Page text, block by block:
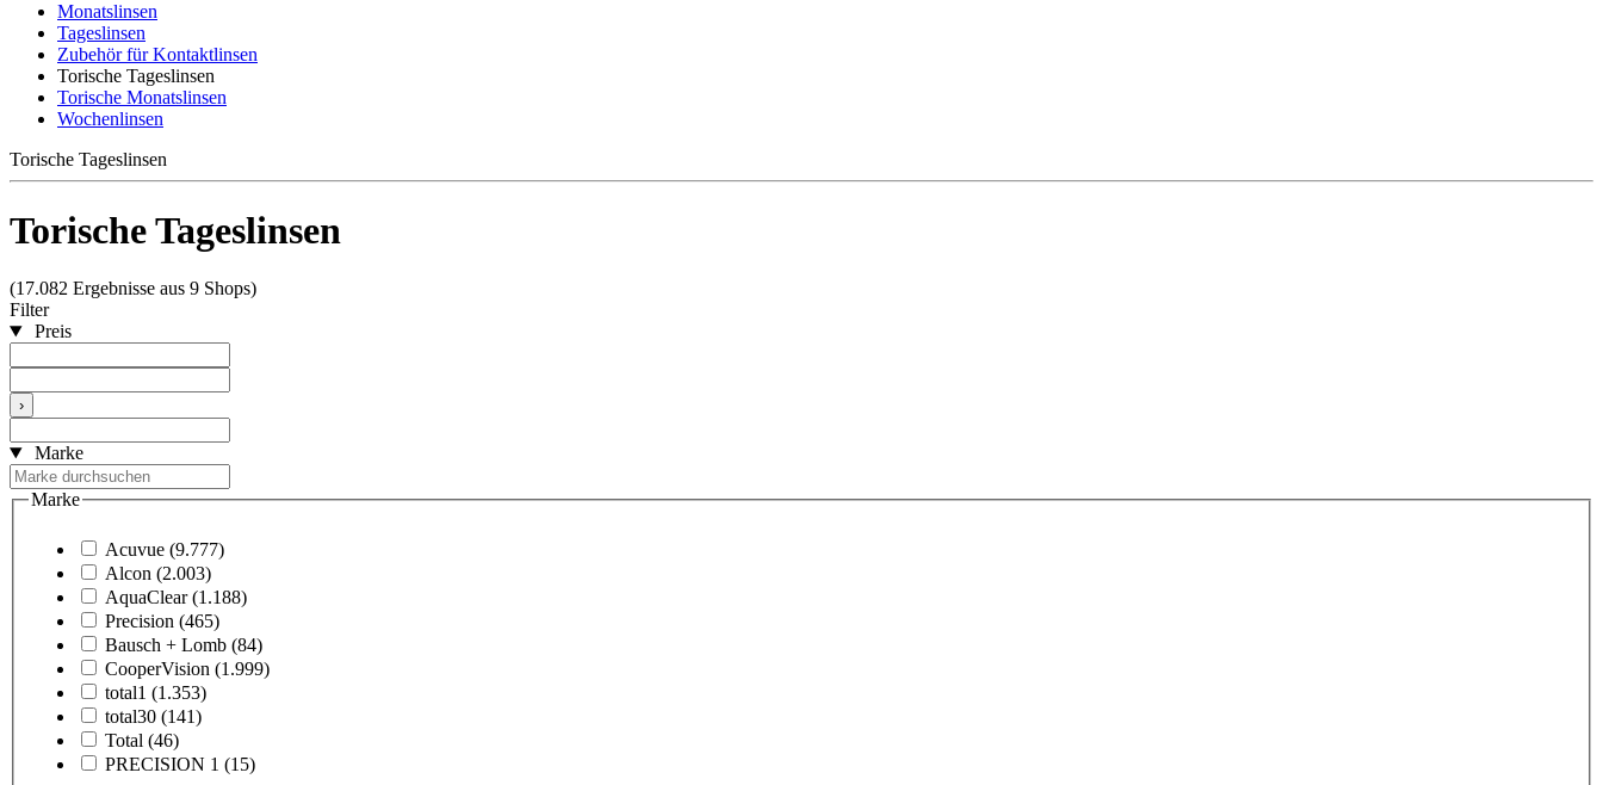
Monatslinsen
Tageslinsen
Zubehör für Kontaktlinsen
Torische Tageslinsen
Torische Monatslinsen
Wochenlinsen
Torische Tageslinsen
Torische Tageslinsen
(17.082 Ergebnisse aus 9 Shops)
Filter
Preis
›
Marke
Marke
Acuvue (9.777)
Alcon (2.003)
AquaClear (1.188)
Precision (465)
Bausch + Lomb (84)
CooperVision (1.999)
total1 (1.353)
total30 (141)
Total (46)
PRECISION 1 (15)